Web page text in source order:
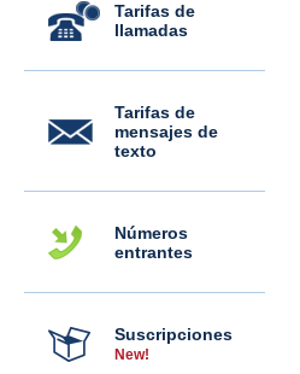
Tarifas de
llamadas
Tarifas de
mensajes de
texto
Números
entrantes
Suscripciones
New!